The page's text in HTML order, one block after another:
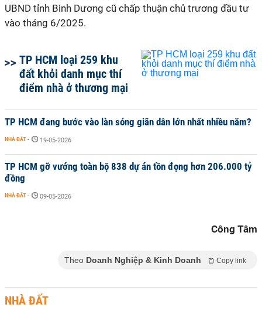
UBND tỉnh Bình Dương cũ chấp thuận chủ trương đầu tư
vào tháng 6/2025.
TP HCM loại 259 khu
đất khỏi danh mục thí
điểm nhà ở thương mại
TP HCM đang bước vào làn sóng giãn dân lớn nhất nhiều năm?
NHÀ ĐẤT - 19-05-2026
TP HCM gỡ vướng toàn bộ 838 dự án tồn đọng hơn 206.000 tỷ
đồng
NHÀ ĐẤT - 09-05-2026
Công Tâm
Theo Doanh Nghiệp & Kinh Doanh Copy link
NHÀ ĐẤT